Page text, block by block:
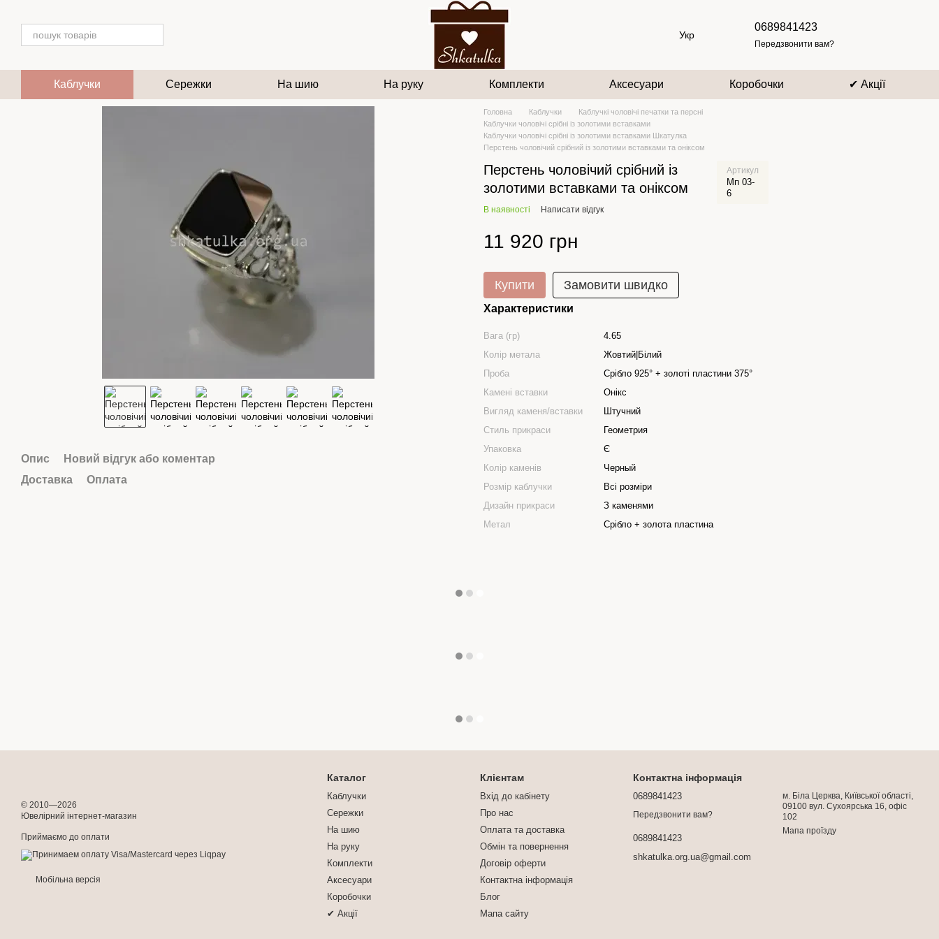
Укр
0689841423
Передзвонити вам?
Каблучки Сережки На шию На руку Комплекти Аксесуари Коробочки ✔ Акції
Опис
Новий відгук або коментар
Доставка
Оплата
Головна Каблучки
Каблучкі чоловічі печатки та персні
Каблучки чоловічі срібні із золотими вставками
Каблучки чоловічі срібні із золотими вставками Шкатулка
Перстень чоловічий срібний із золотими вставками та оніксом
Перстень чоловічий срібний із
золотими вставками та оніксом
Артикул
Мп 03-
6
В наявності Написати відгук
11 920 грн
Купити Замовити швидко
Характеристики
Вага (гр)
4.65
Колір метала
Жовтий|Білий
Проба
Срібло 925° + золоті пластини 375°
Камені вставки
Онікс
Вигляд каменя/вставки
Штучний
Стиль прикраси
Геометрия
Упаковка
Є
Колір каменів
Черный
Розмір каблучки
Всі розміри
Дизайн прикраси
З каменями
Метал
Срібло + золота пластина
© 2010—2026
Ювелірний інтернет-магазин
Приймаємо до оплати
Мобільна версія
Каталог
Каблучки
Сережки
На шию
На руку
Комплекти
Аксесуари
Коробочки
✔ Акції
Клієнтам
Вхід до кабінету
Про нас
Оплата та доставка
Обмін та повернення
Договір оферти
Контактна інформація
Блог
Мапа сайту
Контактна інформація
0689841423
Передзвонити вам?
0689841423
shkatulka.org.ua@gmail.com
м. Біла Церква, Київської області,
09100 вул. Сухоярська 16, офіс
102
Мапа проїзду